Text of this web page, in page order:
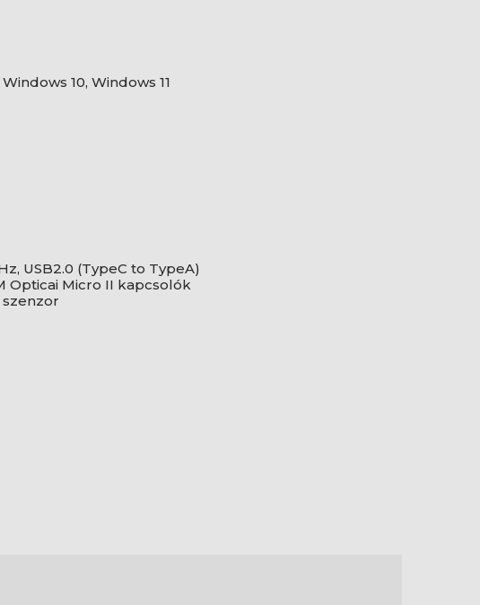
10, Windows 11
USB2.0 (TypeC to TypeA)
Opticai Micro II kapcsolók
szenzor